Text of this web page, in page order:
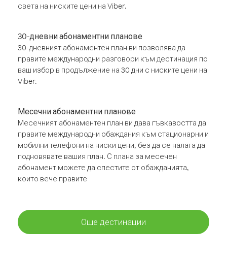
света на ниските цени на Viber.
30-дневни абонаментни планове
30-дневният абонаментен план ви позволява да
правите международни разговори към дестинация по
ваш избор в продължение на 30 дни с ниските цени на
Viber.
Месечни абонаментни планове
Месечният абонаментен план ви дава гъвкавостта да
правите международни обаждания към стационарни и
мобилни телефони на ниски цени, без да се налага да
подновявате вашия план. С плана за месечен
абонамент можете да спестите от обажданията,
които вече правите
Още дестинации